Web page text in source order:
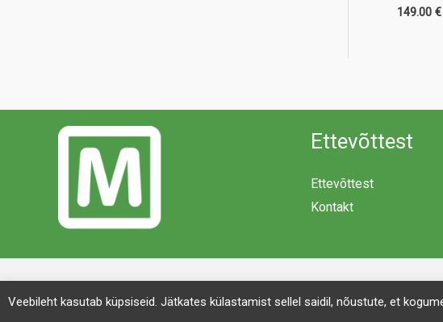
149.00 €
Ettevõttest
Ettevõttest
Kontakt
Veebileht kasutab küpsiseid. Jätkates külastamist sellel saidil, nõustute, et